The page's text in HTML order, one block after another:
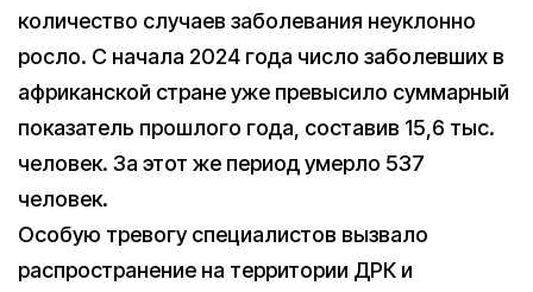
количество случаев заболевания неуклонно
росло. С начала 2024 года число заболевших в
африканской стране уже превысило суммарный
показатель прошлого года, составив 15,6 тыс.
человек. За этот же период умерло 537
человек.
Особую тревогу специалистов вызвало
распространение на территории ДРК и